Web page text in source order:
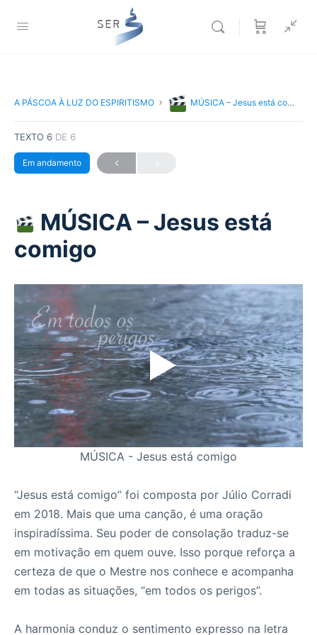
A PÁSCOA À LUZ DO ESPIRITISMO MÚSICA – Jesus está comigo
TEXTO 6 DE 6
Em andamento
MÚSICA – Jesus está
comigo
MÚSICA - Jesus está comigo
“Jesus está comigo” foi composta por Júlio Corradi
em 2018. Mais que uma canção, é uma oração
inspiradíssima. Seu poder de consolação traduz-se
em motivação em quem ouve. Isso porque reforça a
certeza de que o Mestre nos conhece e acompanha
em todas as situações, “em todos os perigos”.
A harmonia conduz o sentimento expresso na letra